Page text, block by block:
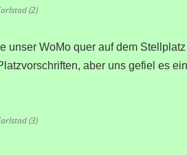
(2)
unser WoMo quer auf dem
aber uns gefiel es
(3)